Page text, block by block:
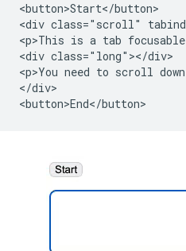
<button>Start</button>
<div class="scroll"
<p>This is a tab
<div class="long"></div>
<p>You need to scroll
</div>